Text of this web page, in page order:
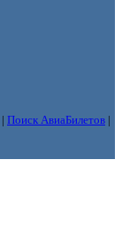
| Поиск АвиаБилетов |